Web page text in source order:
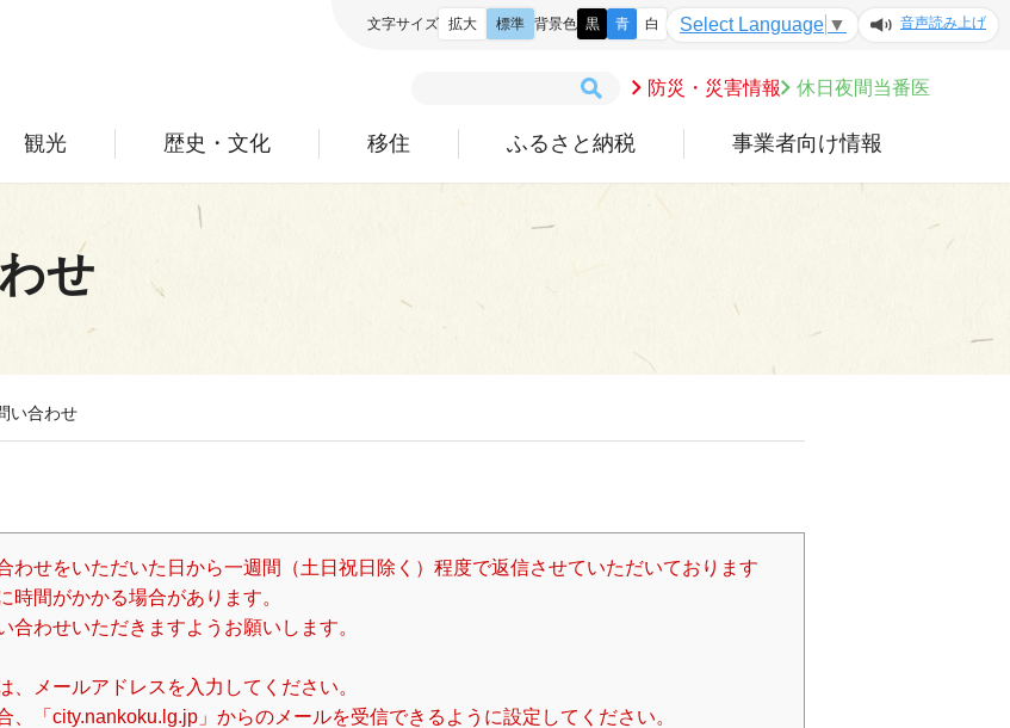
防災・災害情報 休日夜間当番医
観光 歴史・文化 移住 ふるさと納税 事業者向け情報
文字サイズ 拡大 標準 背景色 黒 青 白 Select Language ▼ 音声読み上げ
せ
い合わせ
わせをいただいた日から一週間（土日祝日除く）程度で返信させていただいております
間がかかる場合があります。
わせいただきますようお願いします。
メールアドレスを入力してください。
「city.nankoku.lg.jp」からのメールを受信できるように設定してください。